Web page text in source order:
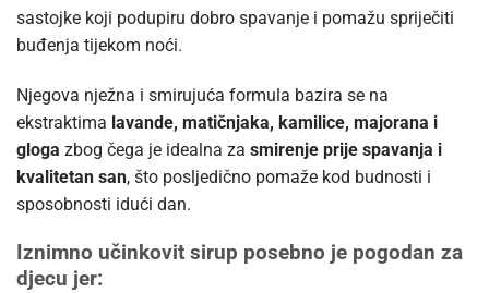
sastojke koji podupiru dobro spavanje i pomažu spriječiti
buđenja tijekom noći.
Njegova nježna i smirujuća formula bazira se na
ekstraktima lavande, matičnjaka, kamilice, majorana i
gloga zbog čega je idealna za smirenje prije spavanja i
kvalitetan san, što posljedično pomaže kod budnosti i
sposobnosti idući dan.
Iznimno učinkovit sirup posebno je pogodan za
djecu jer: